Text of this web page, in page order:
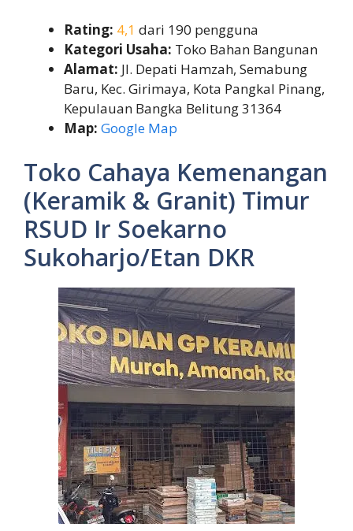
Rating: 4,1 dari 190 pengguna
Kategori Usaha: Toko Bahan Bangunan
Alamat: Jl. Depati Hamzah, Semabung
Baru, Kec. Girimaya, Kota Pangkal Pinang,
Kepulauan Bangka Belitung 31364
Map: Google Map
Toko Cahaya Kemenangan
(Keramik & Granit) Timur
RSUD Ir Soekarno
Sukoharjo/Etan DKR